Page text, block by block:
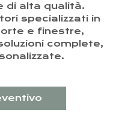
di alta qualità.
specializzati in
e finestre,
complete,